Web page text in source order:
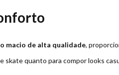
macio de alta qualidade,
skate quanto para compor looks